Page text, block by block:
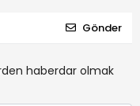
Gönder
haberdar olmak